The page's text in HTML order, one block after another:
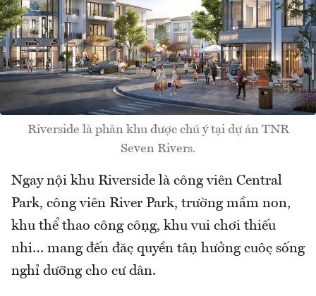
Riverside là phân khu được chú ý tại dự án TNR
Seven Rivers.
Ngay nội khu Riverside là công viên Central
Park, công viên River Park, trường mầm non,
khu thể thao công cộng, khu vui chơi thiếu
nhi… mang đến đặc quyền tận hưởng cuộc sống
nghỉ dưỡng cho cư dân.